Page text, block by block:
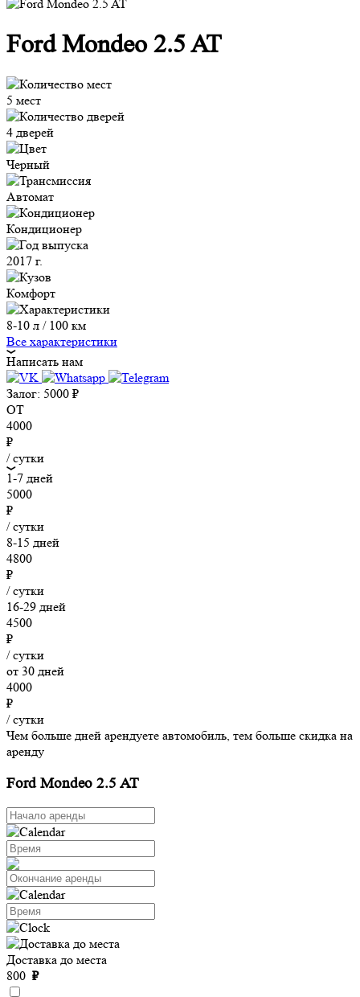
Ford Mondeo 2.5 AT
5 мест
4 дверей
Черный
Автомат
Кондиционер
2017 г.
Комфорт
8-10 л / 100 км
Все характеристики
Написать нам
Залог: 5000 ₽
ОТ
4000
₽
/ сутки
1-7 дней
5000
₽
/ сутки
8-15 дней
4800
₽
/ сутки
16-29 дней
4500
₽
/ сутки
от 30 дней
4000
₽
/ сутки
Чем больше дней арендуете автомобиль, тем больше скидка на
аренду
Ford Mondeo 2.5 AT
Доставка до места
800 ₽